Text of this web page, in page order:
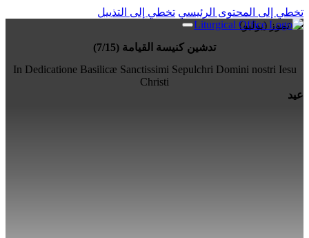
تخطي إلى المحتوى الرئيسي تخطي إلى التذييل
15 تموز (يوليو)
تدشين كنيسة القيامة (7/15)
In Dedicatione Basilicæ Sanctissimi Sepulchri Domini nostri Iesu
Christi
عيد